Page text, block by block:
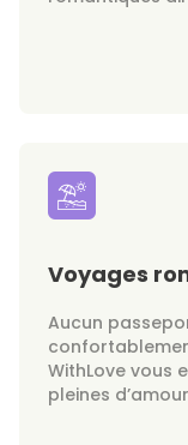
Voyages
Aucun
WithLove vous
pleines